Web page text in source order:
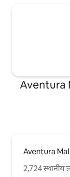
Aventura
Aventura
2,724 स्थानीय